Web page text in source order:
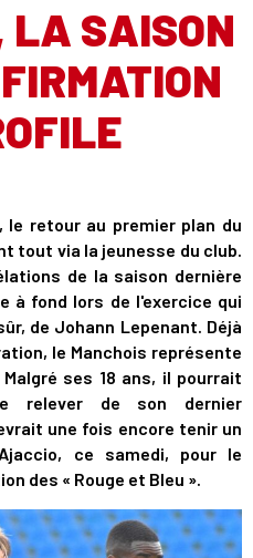
LA SAISON
le retour au premier plan du
tout via la jeunesse du club.
de la saison dernière
à fond lors de l'exercice qui
de Johann Lepenant. Déjà
le Manchois représente
ses 18 ans, il pourrait
relever de son dernier
une fois encore tenir un
ce samedi, pour le
des « Rouge et Bleu ».